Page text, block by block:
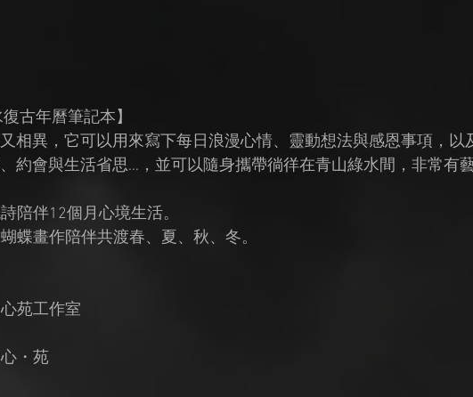
古年曆筆記本】
相異，它可以用來寫下每日浪漫心情、靈動想法與感恩事項，以
約會與生活省思…，並可以隨身攜帶徜徉在青山綠水間，非常有
陪伴12個月心境生活。
蝶畫作陪伴共渡春、夏、秋、冬。
苑工作室
・苑